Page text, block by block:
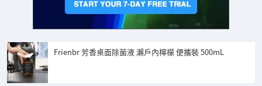
Frienbr 芳香桌面除菌液 瀨戶內檸檬 便攜裝 500mL